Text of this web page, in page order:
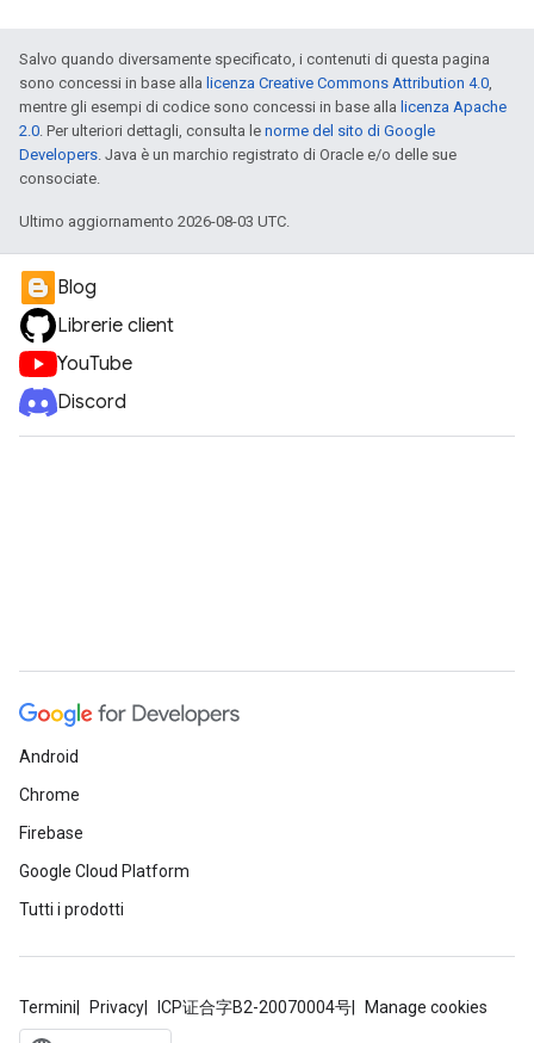
Salvo quando diversamente specificato, i contenuti di questa pagina
sono concessi in base alla licenza Creative Commons Attribution 4.0,
mentre gli esempi di codice sono concessi in base alla licenza Apache
2.0. Per ulteriori dettagli, consulta le norme del sito di Google
Developers. Java è un marchio registrato di Oracle e/o delle sue
consociate.
Ultimo aggiornamento 2026-08-03 UTC.
Blog
Librerie client
YouTube
Discord
Android
Chrome
Firebase
Google Cloud Platform
Tutti i prodotti
Termini Privacy ICP证合字B2-20070004号 Manage cookies